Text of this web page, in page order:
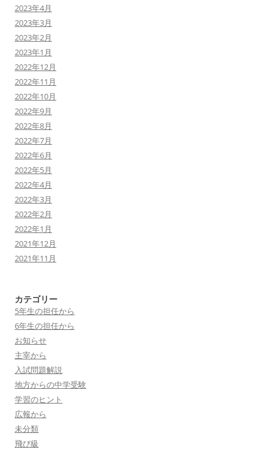
2023年4月
2023年3月
2023年2月
2023年1月
2022年12月
2022年11月
2022年10月
2022年9月
2022年8月
2022年7月
2022年6月
2022年5月
2022年4月
2022年3月
2022年2月
2022年1月
2021年12月
2021年11月
カテゴリー
5年生の担任から
6年生の担任から
お知らせ
主宰から
入試問題解説
地方からの中学受験
学習のヒント
広報から
未分類
飛び級